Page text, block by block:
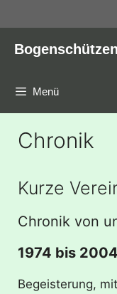
Inhalt
springen
Menü
Chronik
Kurze
Chronik von
1974 bis 2004
Begeisterung,